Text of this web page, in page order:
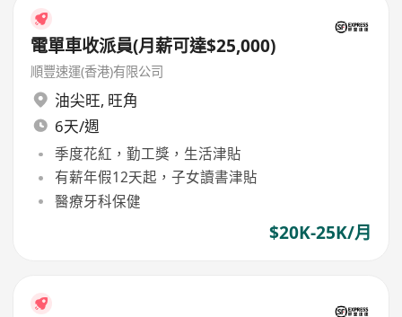
電單車收派員(月薪可達$25,000)
順豐速運(香港)有限公司
油尖旺, 旺角
6天/週
季度花紅，勤工獎，生活津貼
有薪年假12天起，子女讀書津貼
醫療牙科保健
$20K-25K/月